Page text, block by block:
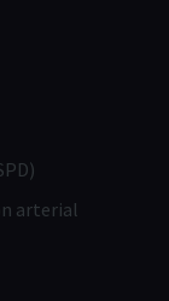
arterial